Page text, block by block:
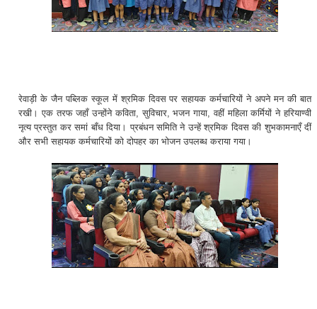
रेवाड़ी के जैन पब्लिक स्कूल में श्रमिक दिवस पर सहायक कर्मचारियों ने अपने मन की बात
रखी। एक तरफ जहाँ उन्होंने कविता, सुविचार, भजन गाया, वहीं महिला कर्मियों ने हरियाण्वी
नृत्य प्रस्तुत कर समां बाँध दिया। प्रबंधन समिति ने उन्हें श्रमिक दिवस की शुभकामनाएँ दीं
और सभी सहायक कर्मचारियों को दोपहर का भोजन उपलब्ध कराया गया।